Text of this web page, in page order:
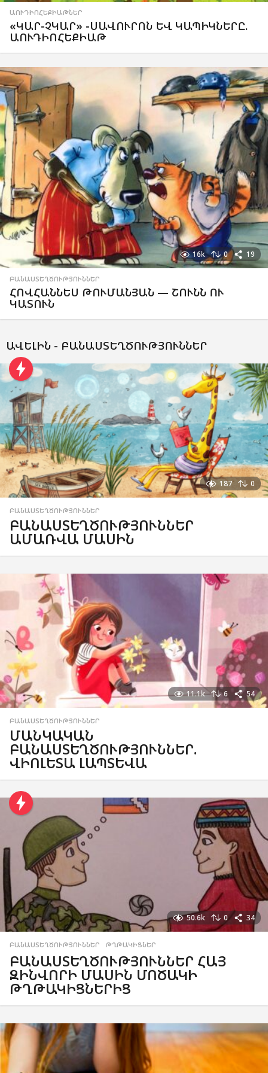
ԱՈՒԴԻՈՀԵՔԻԱԹՆԵՐ
«ԿԱՐ-ՉԿԱՐ» -ՍԱՎՈՒՐՈՆ ԵՎ ԿԱՊԻԿՆԵՐԸ.
ԱՈՒԴԻՈՀԵՔԻԱԹ
16k 0 19
ԲԱՆԱՍՏԵՂԾՈՒԹՅՈՒՆՆԵՐ
ՀՈՎՀԱՆՆԵՍ ԹՈՒՄԱՆՅԱՆ — ՇՈՒՆՆ ՈՒ
ԿԱՏՈՒՆ
ԱՎԵԼԻՆ - ԲԱՆԱՍՏԵՂԾՈՒԹՅՈՒՆՆԵՐ
187 0
ԲԱՆԱՍՏԵՂԾՈՒԹՅՈՒՆՆԵՐ
ԲԱՆԱՍՏԵՂԾՈՒԹՅՈՒՆՆԵՐ
ԱՄԱՌՎԱ ՄԱՍԻՆ
11.1k 6 54
ԲԱՆԱՍՏԵՂԾՈՒԹՅՈՒՆՆԵՐ
ՄԱՆԿԱԿԱՆ
ԲԱՆԱՍՏԵՂԾՈՒԹՅՈՒՆՆԵՐ.
ՎԻՈԼԵՏԱ ԼԱՊՏԵՎԱ
50.6k 0 34
ԲԱՆԱՍՏԵՂԾՈՒԹՅՈՒՆՆԵՐ ,ԹՂԹԱԿԻՑՆԵՐ
ԲԱՆԱՍՏԵՂԾՈՒԹՅՈՒՆՆԵՐ ՀԱՅ
ԶԻՆՎՈՐԻ ՄԱՍԻՆ ՄՈԾԱԿԻ
ԹՂԹԱԿԻՑՆԵՐԻՑ